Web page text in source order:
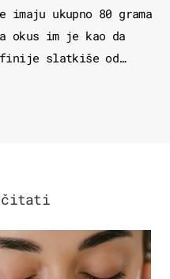
imaju ukupno 80 grama
okus im je kao da
slatkiše od
čitati